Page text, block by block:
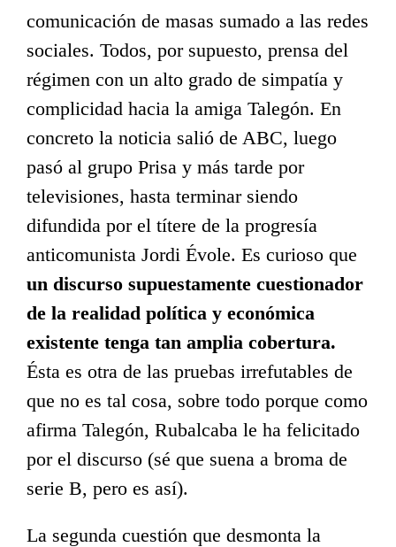
comunicación de masas sumado a las redes
sociales. Todos, por supuesto, prensa del
régimen con un alto grado de simpatía y
complicidad hacia la amiga Talegón. En
concreto la noticia salió de ABC, luego
pasó al grupo Prisa y más tarde por
televisiones, hasta terminar siendo
difundida por el títere de la progresía
anticomunista Jordi Évole. Es curioso que
un discurso supuestamente cuestionador
de la realidad política y económica
existente tenga tan amplia cobertura.
Ésta es otra de las pruebas irrefutables de
que no es tal cosa, sobre todo porque como
afirma Talegón, Rubalcaba le ha felicitado
por el discurso (sé que suena a broma de
serie B, pero es así).
La segunda cuestión que desmonta la